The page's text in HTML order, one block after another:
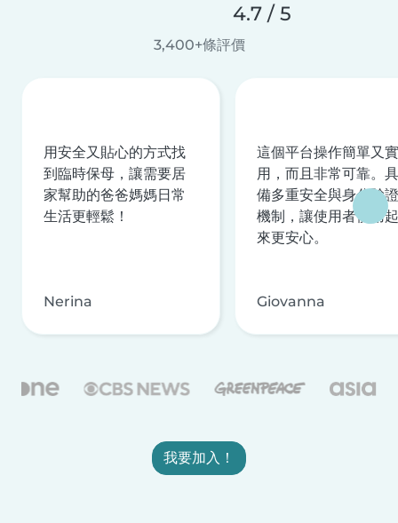
4.7 / 5
3,400+條評價
用安全又貼心的方式找
到臨時保母，讓需要居
家幫助的爸爸媽媽日常
生活更輕鬆！
Nerina
這個平台操作簡單又實
用，而且非常可靠。具
備多重安全與身分驗證
機制，讓使用者使用起
來更安心。
Giovanna
我要加入！